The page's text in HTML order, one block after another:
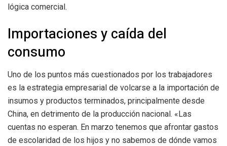
lógica comercial.
Importaciones y caída del
consumo
Uno de los puntos más cuestionados por los trabajadores
es la estrategia empresarial de volcarse a la importación de
insumos y productos terminados, principalmente desde
China, en detrimento de la producción nacional. «Las
cuentas no esperan. En marzo tenemos que afrontar gastos
de escolaridad de los hijos y no sabemos de dónde vamos